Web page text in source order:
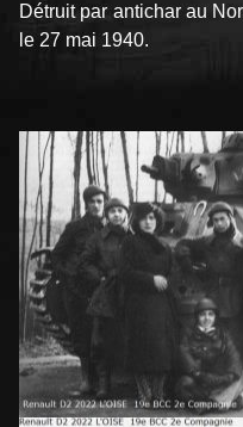
Détruit par antichar au
le 27 mai 1940.